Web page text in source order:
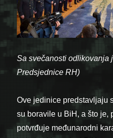
Sa svečanosti odlikovanja
Predsjednice RH)
Ove jedinice predstavljaju
su boravile u BiH, a što je,
potvrđuje međunarodni